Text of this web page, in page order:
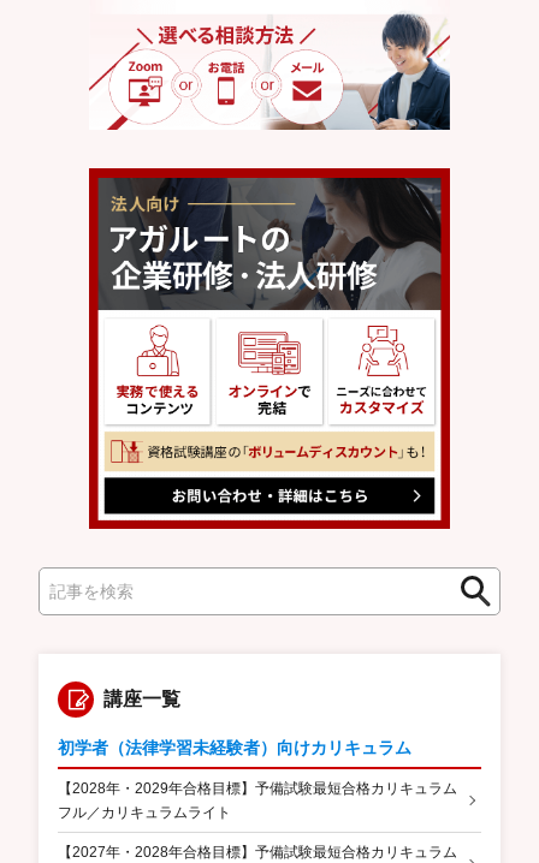
検
索
検
講座一覧
初学者（法律学習未経験者）向けカリキュラム
【2028年・2029年合格目標】予備試験最短合格カリキュラム
フル／カリキュラムライト
【2027年・2028年合格目標】予備試験最短合格カリキュラム